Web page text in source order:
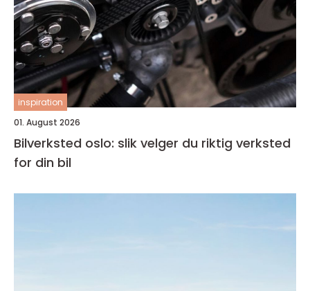
inspiration
01. August 2026
Bilverksted oslo: slik velger du riktig verksted
for din bil